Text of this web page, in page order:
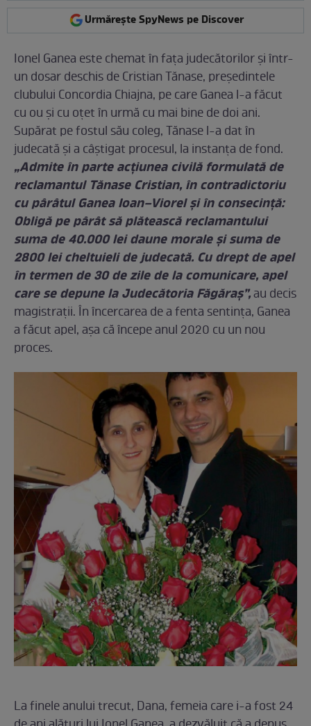
Urmărește SpyNews pe Discover
Ionel Ganea este chemat în faţa judecătorilor și într-
un dosar deschis de Cristian Tănase, preşedintele
clubului Concordia Chiajna, pe care Ganea l-a făcut
cu ou şi cu oţet în urmă cu mai bine de doi ani.
Supărat pe fostul său coleg, Tănase l-a dat în
judecată şi a câştigat procesul, la instanţa de fond.
„Admite în parte acţiunea civilă formulată de
reclamantul Tănase Cristian, în contradictoriu
cu pârâtul Ganea Ioan–Viorel şi în consecinţă:
Obligă pe pârât să plătească reclamantului
suma de 40.000 lei daune morale şi suma de
2800 lei cheltuieli de judecată. Cu drept de apel
în termen de 30 de zile de la comunicare, apel
care se depune la Judecătoria Făgăraş”,au decis
magistraţii. În încercarea de a fenta sentinţa, Ganea
a făcut apel, aşa că începe anul 2020 cu un nou
proces.
La finele anului trecut, Dana, femeia care i-a fost 24